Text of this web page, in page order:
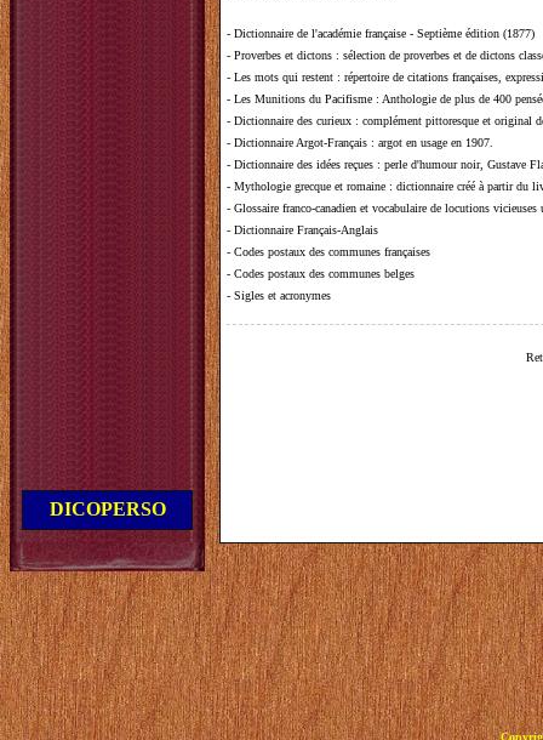
DICOPERSO
- Dictionnaire de l'académie française - Septième édition (1877)
- Proverbes et dictons : sélection de proverbes et de dictons
- Les mots qui restent : répertoire de citations françaises,
- Les Munitions du Pacifisme : Anthologie de plus de 400
- Dictionnaire des curieux : complément pittoresque et original
- Dictionnaire Argot-Français : argot en usage en 1907.
- Dictionnaire des idées reçues : perle d'humour noir, Gustave
- Mythologie grecque et romaine : dictionnaire créé à partir du
- Glossaire franco-canadien et vocabulaire de locutions vicieuses
- Dictionnaire Français-Anglais
- Codes postaux des communes françaises
- Codes postaux des communes belges
- Sigles et acronymes